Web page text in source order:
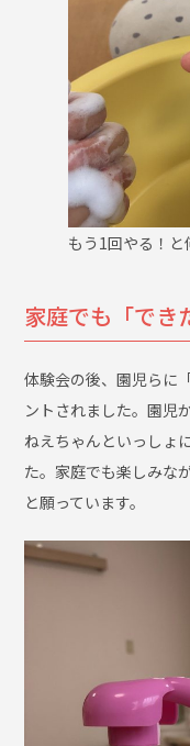
もう1回やる！と
家庭でも「でき
体験会の後、園児らに
ントされました。園児
ねえちゃんといっしょ
た。家庭でも楽しみな
と願っています。